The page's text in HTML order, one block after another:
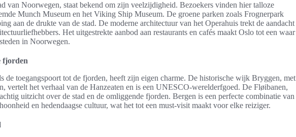
van Noorwegen, staat bekend om zijn veelzijdigheid. Bezoekers vinden hier talloze
Munch Museum en het Viking Ship Museum. De groene parken zoals Frognerpark
aan de drukte van de stad. De moderne architectuur van het Operahuis trekt de aandacht
Het uitgestrekte aanbod aan restaurants en cafés maakt Oslo tot een waar
in Noorwegen.
fjorden
de toegangspoort tot de fjorden, heeft zijn eigen charme. De historische wijk Bryggen, met
vertelt het verhaal van de Hanzeaten en is een UNESCO-werelderfgoed. De Fløibanen,
uitzicht over de stad en de omliggende fjorden. Bergen is een perfecte combinatie van
en hedendaagse cultuur, wat het tot een must-visit maakt voor elke reiziger.